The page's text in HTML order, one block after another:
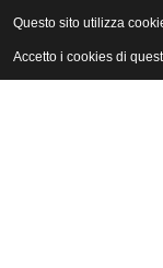
ANICA |
Questo sito utilizza
Accetto i cookies di
Questo sito utilizza
Accetto i cookies di